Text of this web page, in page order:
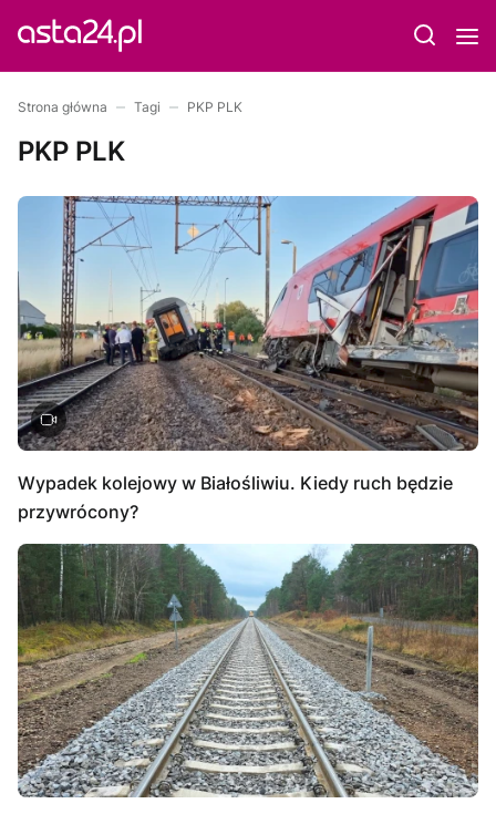
Strona główna Tagi PKP PLK
PKP PLK
Wypadek kolejowy w Białośliwiu. Kiedy ruch będzie
przywrócony?